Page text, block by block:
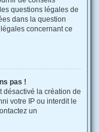
questions légales de
dans la question
concernant ce
pas !
désactivé la création de
votre IP ou interdit le
un